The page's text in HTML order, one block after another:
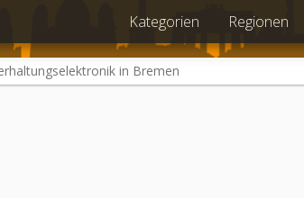
Kategorien Regionen
in Bremen